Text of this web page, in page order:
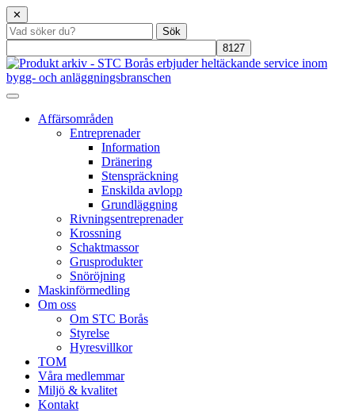
✕
Affärsområden
Entreprenader
Information
Dränering
Stenspräckning
Enskilda avlopp
Grundläggning
Rivningsentreprenader
Krossning
Schaktmassor
Grusprodukter
Snöröjning
Maskinförmedling
Om oss
Om STC Borås
Styrelse
Hyresvillkor
TOM
Våra medlemmar
Miljö & kvalitet
Kontakt